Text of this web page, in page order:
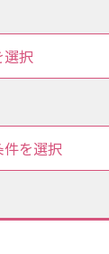
選択
件を選択